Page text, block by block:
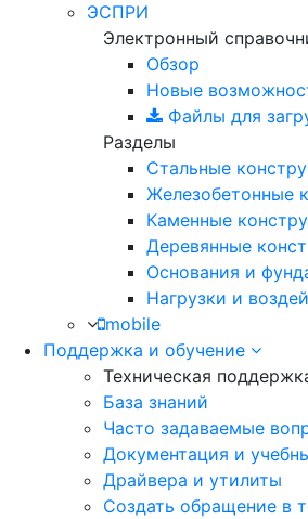
ЭСПРИ
Электронный
Обзор
Новые
Файлы для
Разделы
Стальные
Железобетонные
Каменные
Деревянные
Основания и
Нагрузки и
mobile
Поддержка и обучение
Техническая
База знаний
Часто задаваемые
Документация и
Драйвера и утилиты
Создать обращение в